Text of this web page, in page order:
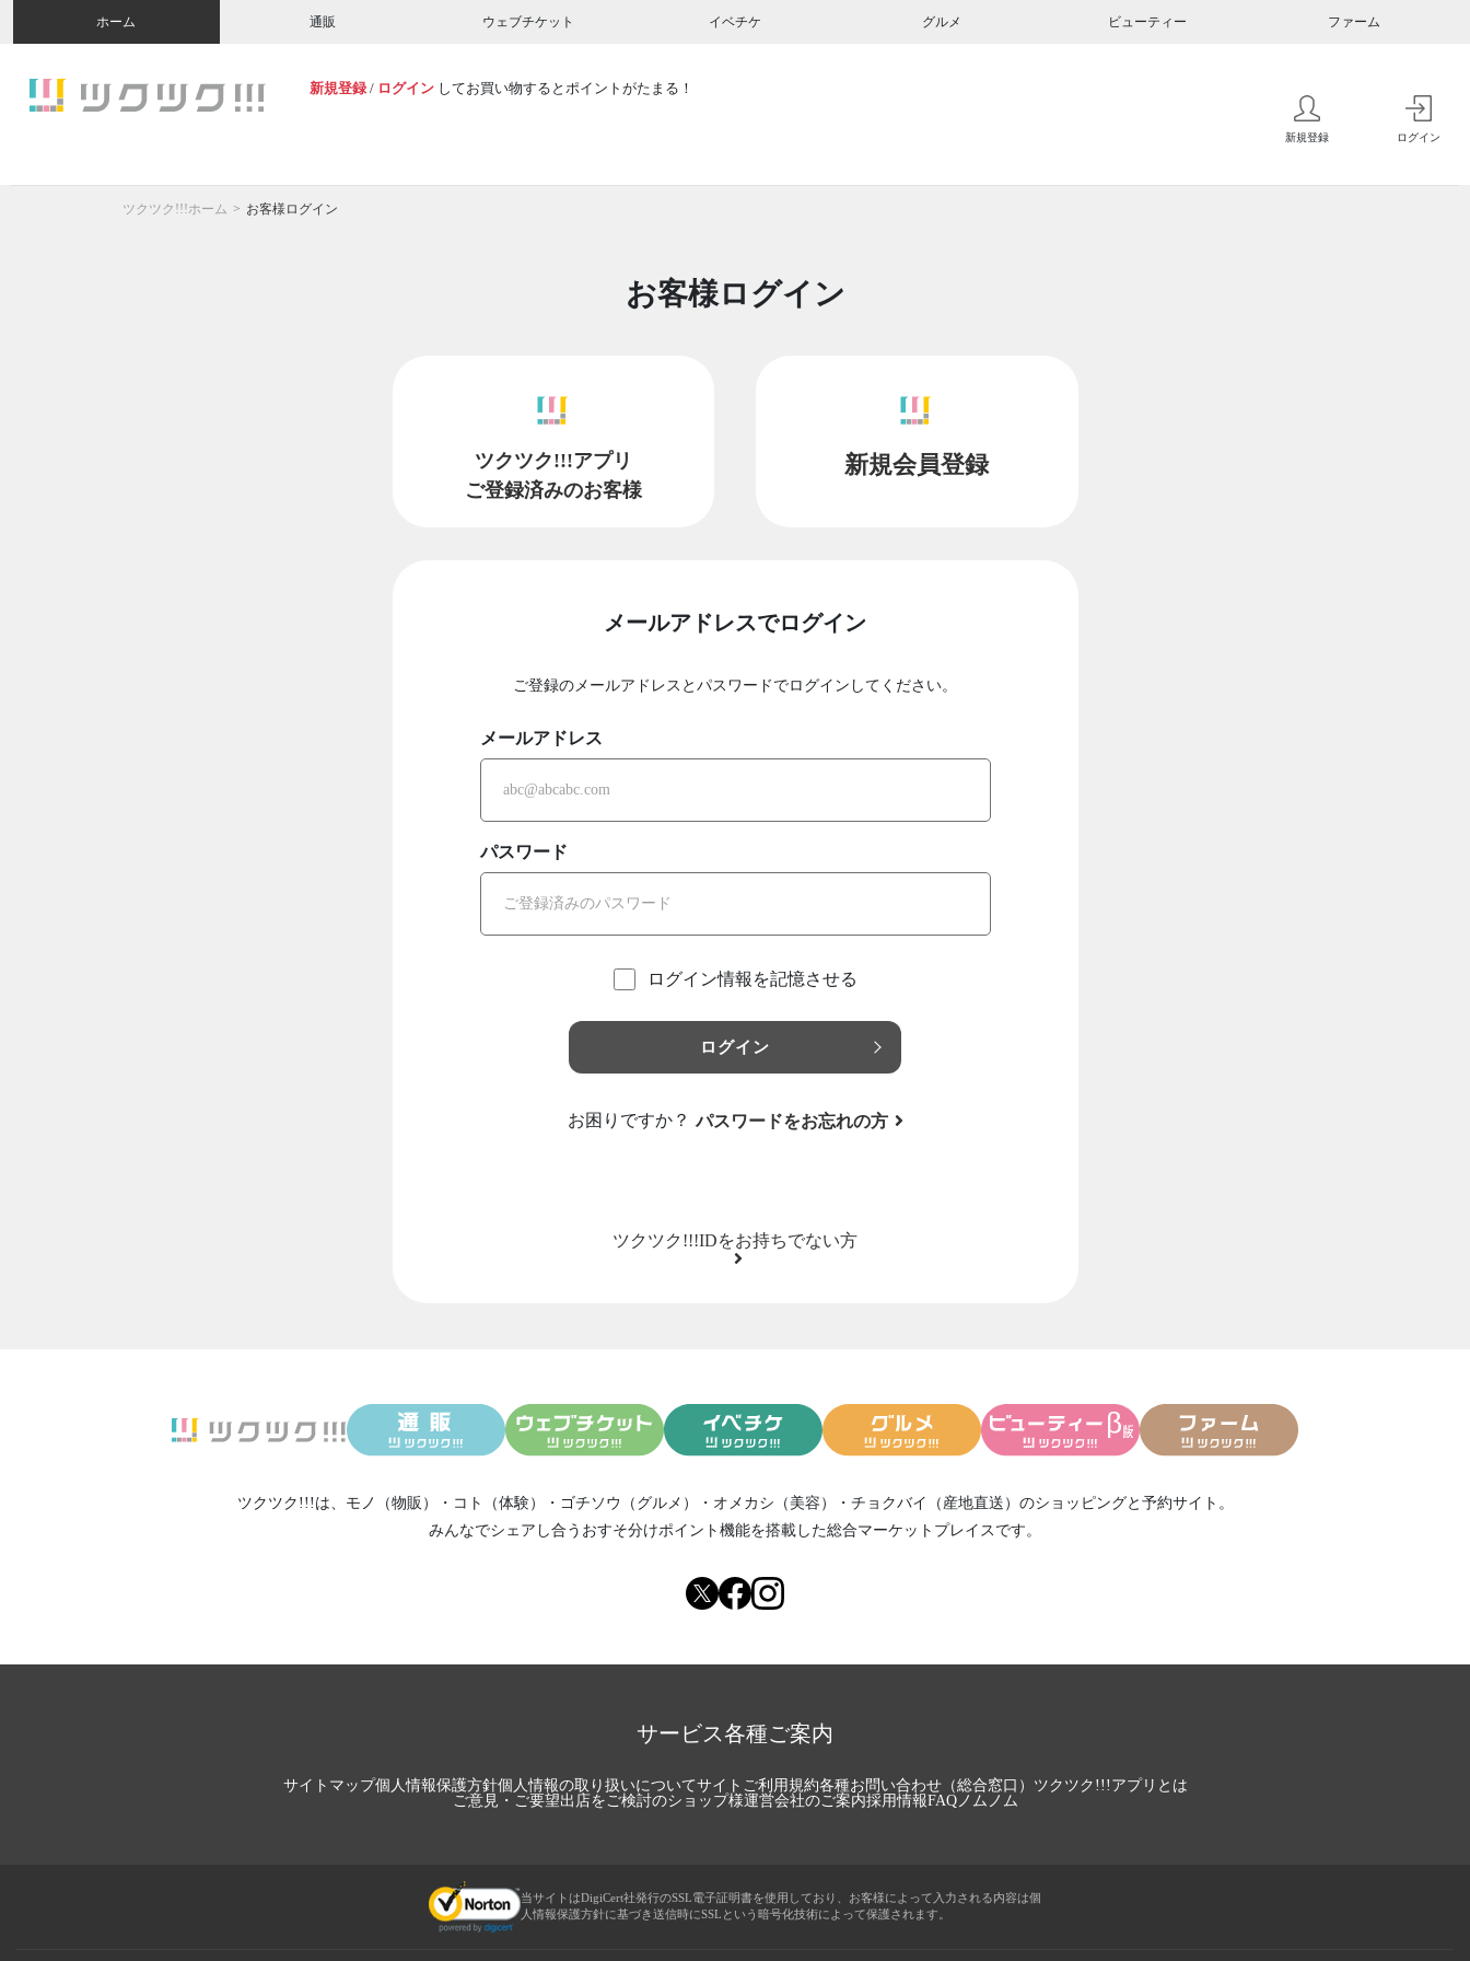
ホーム 通販 ウェブチケット イベチケ グルメ ビューティー ファーム
新規登録 / ログイン してお買い物するとポイントがたまる！
新規登録 ログイン
ツクツク!!!ホーム お客様ログイン
お客様ログイン
ツクツク!!!アプリ
ご登録済みのお客様
新規会員登録
メールアドレスでログイン
ご登録のメールアドレスとパスワードでログインしてください。
メールアドレス
パスワード
ログイン情報を記憶させる
ログイン
お困りですか？ パスワードをお忘れの方
ツクツク!!!IDをお持ちでない方
ツクツク!!!は、 モノ（物販） ・ コト（体験） ・ ゴチソウ（グルメ） ・ オメカシ（美容） ・ チョクバイ（産地直送） のショッピングと予約サイト。
みんなでシェアし合う おすそ分けポイント機能を搭載した総合マーケットプレイスです。
サービス各種ご案内
サイトマップ個人情報保護方針個人情報の取り扱いについてサイトご利用規約各種お問い合わせ（総合窓口） ツクツク!!!アプリとは
ご意見・ご要望出店をご検討のショップ様運営会社のご案内採用情報FAQノムノム
当サイトはDigiCert社発行のSSL電子証明書を使用しており、お客様によって入力される内容は個
人情報保護方針に基づき送信時にSSLという暗号化技術によって保護されます。